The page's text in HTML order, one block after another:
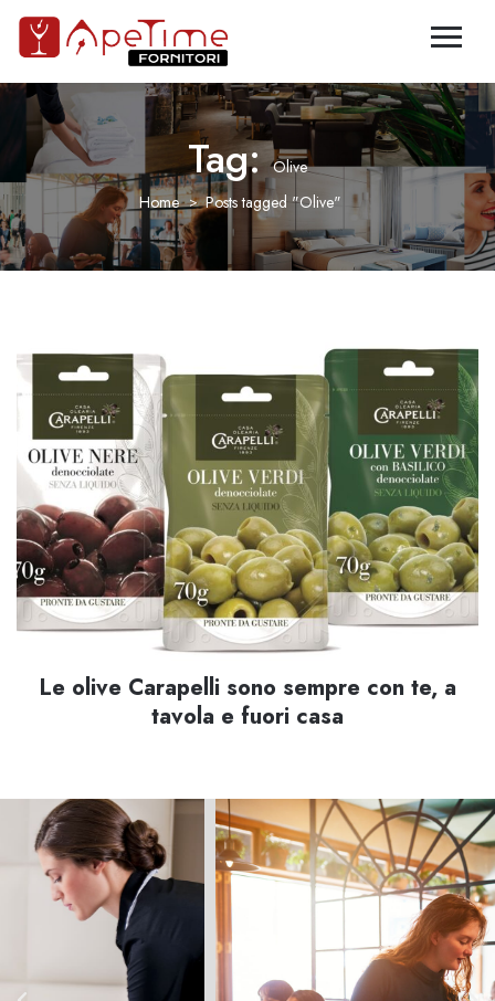
Tag:Olive
Home
Posts tagged "Olive"
Le olive Carapelli sono sempre con te, a
tavola e fuori casa